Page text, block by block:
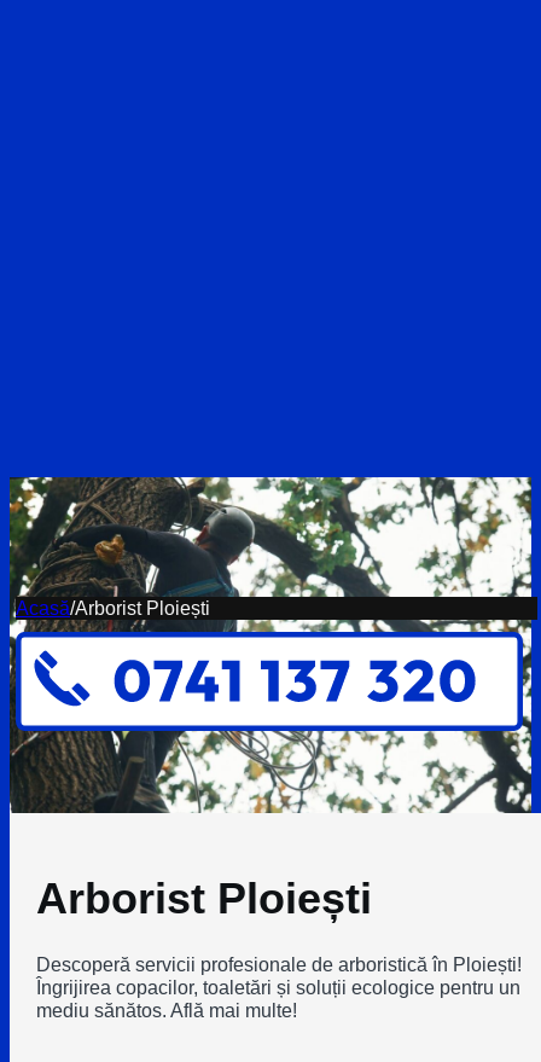
Acasă/Arborist Ploiești
Arborist Ploiești
Descoperă servicii profesionale de arboristică în Ploiești!
Îngrijirea copacilor, toaletări și soluții ecologice pentru un
mediu sănătos. Află mai multe!